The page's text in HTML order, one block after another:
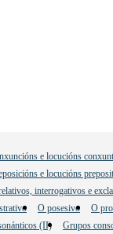
e locucións
e locucións
interrogativos e
O posesivo
O
(II)
Grupos